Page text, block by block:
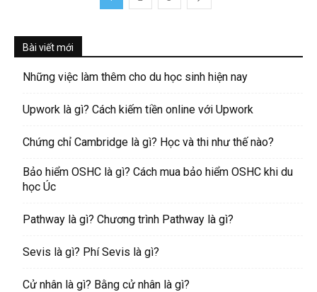
Bài viết mới
Những việc làm thêm cho du học sinh hiện nay
Upwork là gì? Cách kiếm tiền online với Upwork
Chứng chỉ Cambridge là gì? Học và thi như thế nào?
Bảo hiểm OSHC là gì? Cách mua bảo hiểm OSHC khi du
học Úc
Pathway là gì? Chương trình Pathway là gì?
Sevis là gì? Phí Sevis là gì?
Cử nhân là gì? Bằng cử nhân là gì?